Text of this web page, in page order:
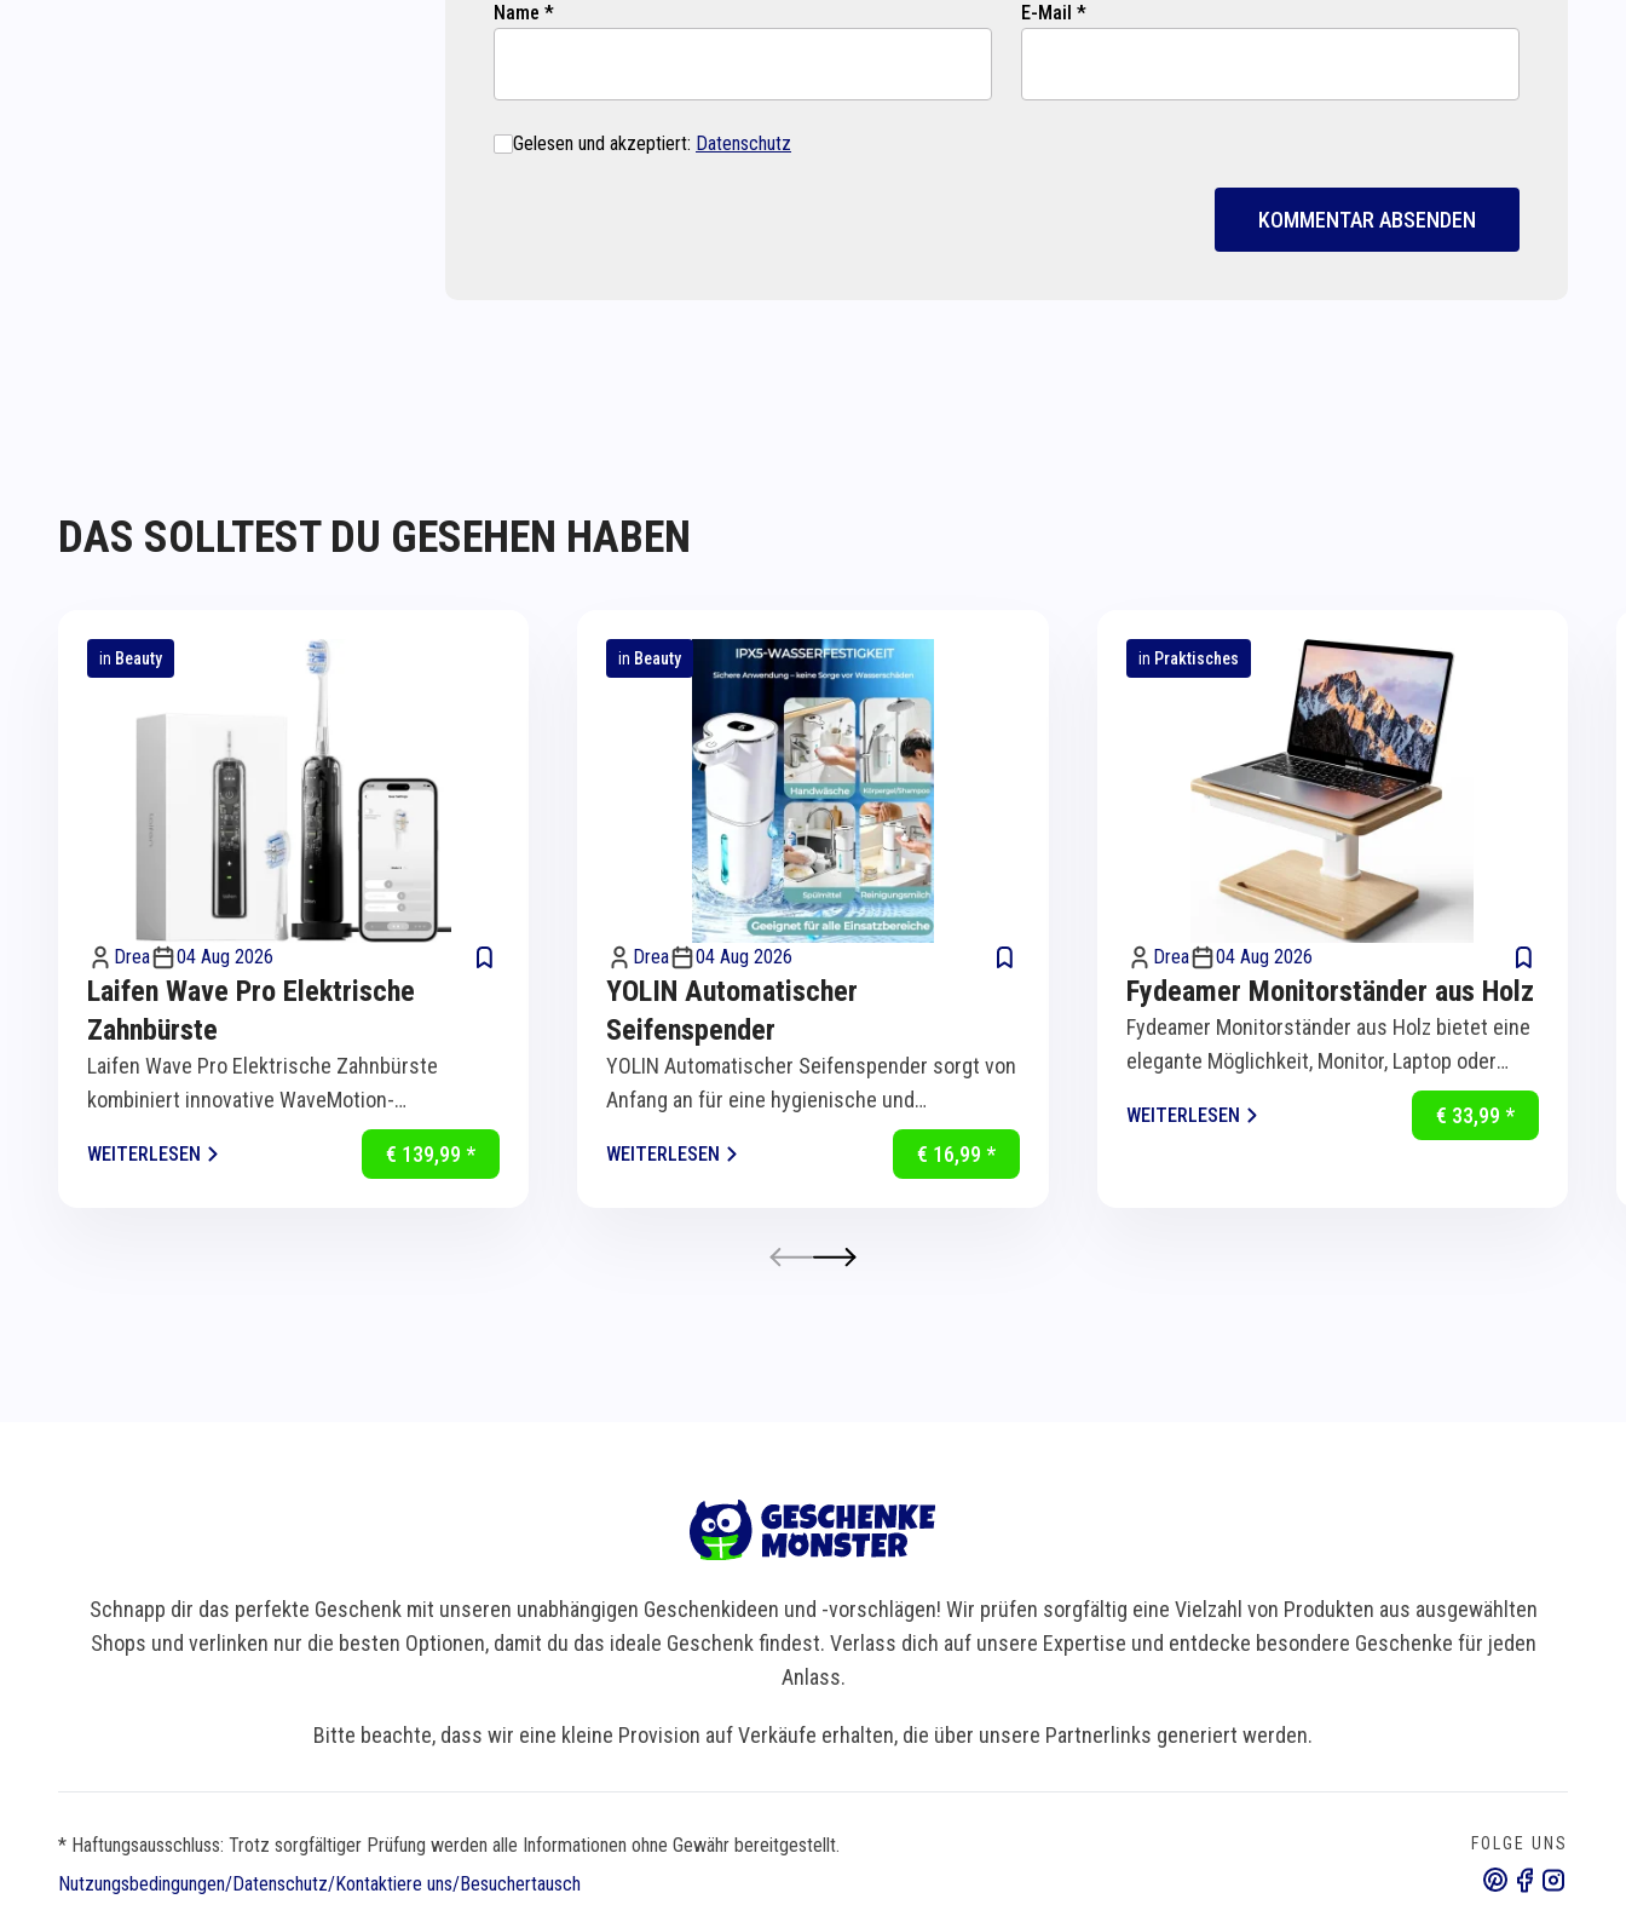
Name * E-Mail *
Gelesen und akzeptiert: Datenschutz
KOMMENTAR ABSENDEN
DAS SOLLTEST DU GESEHEN HABEN
in Beauty
Drea 04 Aug 2026
Laifen Wave Pro Elektrische
Zahnbürste
Laifen Wave Pro Elektrische Zahnbürste
kombiniert innovative WaveMotion-
Technologie mit intelligenter Sensorik für
eine...
WEITERLESEN € 139,99 *
in Beauty
Drea 04 Aug 2026
YOLIN Automatischer
Seifenspender
YOLIN Automatischer Seifenspender sorgt von
Anfang an für eine hygienische und
komfortable Handreinigung in Küche und Bad.
Dank...
WEITERLESEN € 16,99 *
in Praktisches
Drea 04 Aug 2026
Fydeamer Monitorständer aus Holz
Fydeamer Monitorständer aus Holz bietet eine
elegante Möglichkeit, Monitor, Laptop oder
Bildschirm ergonomisch auf Augenhöhe zu...
WEITERLESEN € 33,99 *
Schnapp dir das perfekte Geschenk mit unseren unabhängigen Geschenkideen und -vorschlägen! Wir prüfen sorgfältig eine Vielzahl von Produkten aus ausgewählten
Shops und verlinken nur die besten Optionen, damit du das ideale Geschenk findest. Verlass dich auf unsere Expertise und entdecke besondere Geschenke für jeden
Anlass.
Bitte beachte, dass wir eine kleine Provision auf Verkäufe erhalten, die über unsere Partnerlinks generiert werden.
* Haftungsausschluss: Trotz sorgfältiger Prüfung werden alle Informationen ohne Gewähr bereitgestellt.
Nutzungsbedingungen/Datenschutz/Kontaktiere uns/Besuchertausch
FOLGE UNS